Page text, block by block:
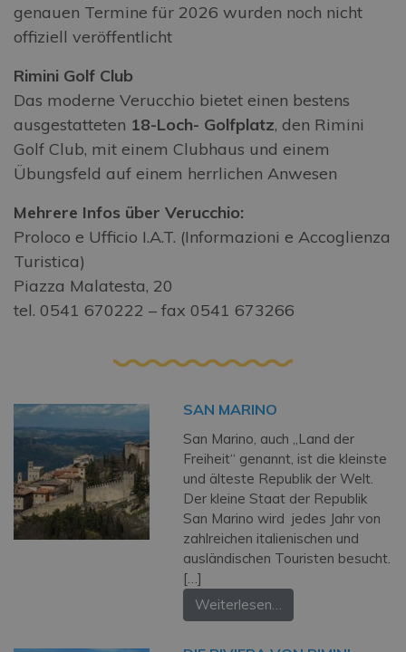
genauen Termine für 2026 wurden noch nicht
offiziell veröffentlicht
Rimini Golf Club
Das moderne Verucchio bietet einen bestens
ausgestatteten 18-Loch- Golfplatz, den Rimini
Golf Club, mit einem Clubhaus und einem
Übungsfeld auf einem herrlichen Anwesen
Mehrere Infos über Verucchio:
Proloco e Ufficio I.A.T. (Informazioni e Accoglienza
Turistica)
Piazza Malatesta, 20
tel. 0541 670222 – fax 0541 673266
SAN MARINO
San Marino, auch „Land der
Freiheit“ genannt, ist die kleinste
und älteste Republik der Welt.
Der kleine Staat der Republik
San Marino wird jedes Jahr von
zahlreichen italienischen und
ausländischen Touristen besucht.
[…]
Weiterlesen…